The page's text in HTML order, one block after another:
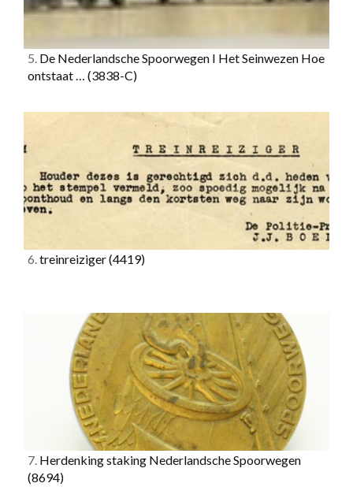
5. De Nederlandsche Spoorwegen I Het Seinwezen Hoe
ontstaat … (3838-C)
6.treinreiziger(4419)
7. Herdenking staking Nederlandsche Spoorwegen
(8694)